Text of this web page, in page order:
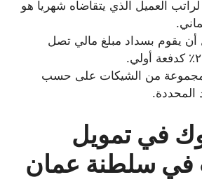
لراتب العميل الذي يتقاضاه شهرياً هو
أن يقوم بسداد مبلغ مالي تصل
مجموعة من الشيكات على حسب
المحددة.
في تمويل
في سلطنة عمان